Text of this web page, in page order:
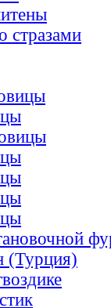
стразами
(Турция)